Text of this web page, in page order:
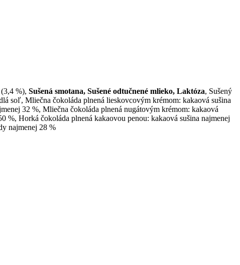
(3,4 %), Sušená smotana, Sušené odtučnené mlieko, Laktóza, Sušený
soľ, Mliečna čokoláda plnená lieskovcovým krémom: kakaová sušina
32 %, Mliečna čokoláda plnená nugátovým krémom: kakaová
%, Horká čokoláda plnená kakaovou penou: kakaová sušina najmenej
najmenej 28 %